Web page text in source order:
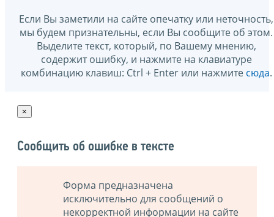
Если Вы заметили на сайте опечатку или неточность,
мы будем признательны, если Вы сообщите об этом.
Выделите текст, который, по Вашему мнению,
содержит ошибку, и нажмите на клавиатуре
комбинацию клавиш: Ctrl + Enter или нажмите сюда.
×
Сообщить об ошибке в тексте
Форма предназначена
исключительно для сообщений о
некорректной информации на сайте